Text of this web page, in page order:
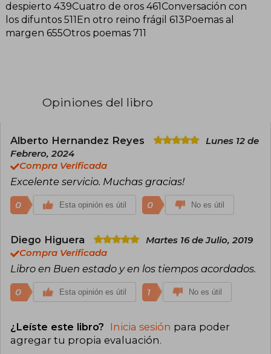
despierto 439Cuatro de oros 461Conversación con
los difuntos 511En otro reino frágil 613Poemas al
margen 655Otros poemas 711
Opiniones del libro
Alberto Hernandez Reyes
Lunes 12 de
Febrero, 2024
Compra Verificada
Excelente servicio. Muchas gracias!
0 Esta opinión es útil 0 No es útil
Diego Higuera
Martes 16 de Julio, 2019
Compra Verificada
Libro en Buen estado y en los tiempos acordados.
0 Esta opinión es útil 1 No es útil
¿Leíste este libro? Inicia sesión para poder
agregar tu propia evaluación.